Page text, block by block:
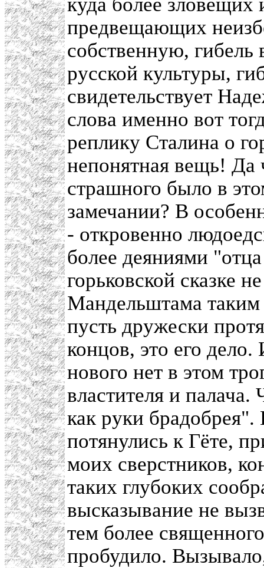
предвещающих
собственную, гибель
русской культуры,
свидетельствует
слова именно вот
реплику Сталина о
непонятная вещь! Да
страшного было в
замечании? В
- откровенно
более деяниями
горьковской сказке
Мандельштама
пусть дружески
концов, это его
нового нет в этом
властителя и палача.
как руки
потянулись к Гёте,
моих сверстников,
таких глубоких
высказывание не
тем более
пробудило.